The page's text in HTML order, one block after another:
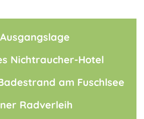
Nichtraucher-Hotel
am Fuschlsee
Radverleih